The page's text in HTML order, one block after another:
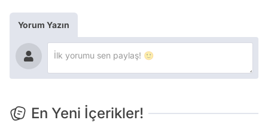
Yorum Yazın
En Yeni İçerikler!